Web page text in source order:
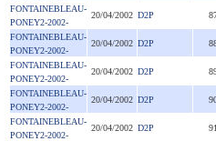
FONTAINEBLEAU-
PONEY2-2002-
20/04/2002 D2P
FONTAINEBLEAU-
PONEY2-2002-
20/04/2002 D2P
FONTAINEBLEAU-
PONEY2-2002-
20/04/2002 D2P
FONTAINEBLEAU-
PONEY2-2002-
20/04/2002 D2P
FONTAINEBLEAU-
PONEY2-2002-
20/04/2002 D2P